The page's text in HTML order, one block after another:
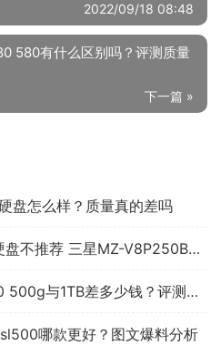
2022/09/18 08:48
580有什么区别吗？评测质量
下一篇 »
盘怎么样？质量真的差吗
【大爆内幕】SSD固态硬盘不推荐 三星MZ-V8P250BW ？质量怎么样？评测真的很坑吗?
实情解密西部数据sn550 500g与1TB差多少钱？评测质量好不好
哪款更好？图文爆料分析